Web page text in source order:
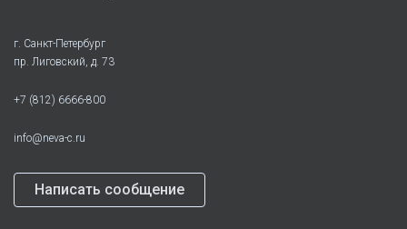
г. Санкт-Петербург
пр. Лиговский, д. 73
+7 (812) 6666-800
info@neva-c.ru
Написать сообщение